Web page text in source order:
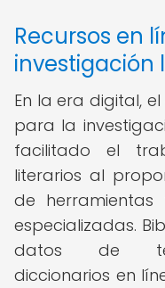
Recursos en
investigación
En la era digital,
para la
facilitado el
literarios al
de
especializadas.
datos de
diccionarios en